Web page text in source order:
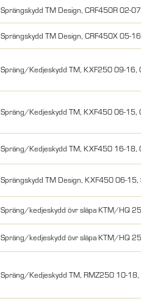
Sprängskydd TM Design, CRF450R 02-
Sprängskydd TM Design, CRF450X 05-16
Spräng/Kedjeskydd TM, KXF250 09-16,
Spräng/Kedjeskydd TM, KXF450 06-15,
Spräng/Kedjeskydd TM, KXF450 16-18,
Sprängskydd TM Design, KXF450 06-15,
Spräng/kedjeskydd övr släpa KTM/HQ
Spräng/kedjeskydd övr släpa KTM/HQ
Spräng/Kedjeskydd TM, RMZ250 10-18,